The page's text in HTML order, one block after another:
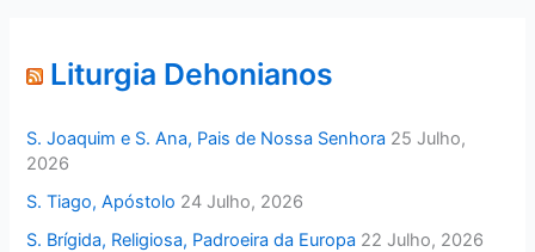
Liturgia Dehonianos
S. Joaquim e S. Ana, Pais de Nossa Senhora 25 Julho,
2026
S. Tiago, Apóstolo 24 Julho, 2026
S. Brígida, Religiosa, Padroeira da Europa 22 Julho, 2026